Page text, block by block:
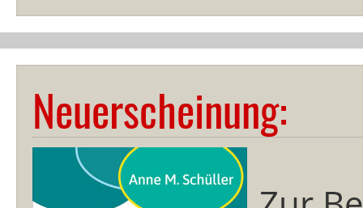
Neuerscheinung: